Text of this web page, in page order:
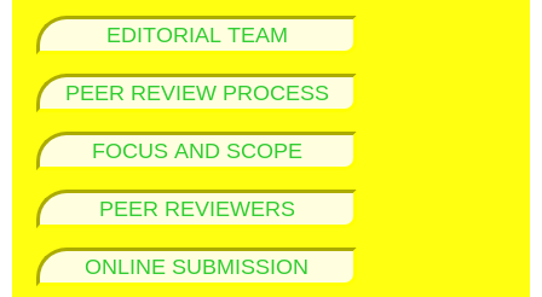
EDITORIAL TEAM
PEER REVIEW PROCESS
FOCUS AND SCOPE
PEER REVIEWERS
ONLINE SUBMISSION